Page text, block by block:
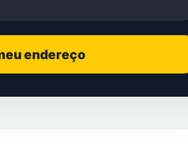
endereço